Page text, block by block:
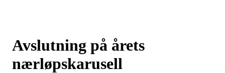
Avslutning på årets
nærløpskarusell